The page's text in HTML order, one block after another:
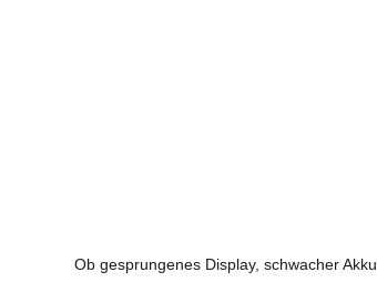
Ob gesprungenes Display, schwacher